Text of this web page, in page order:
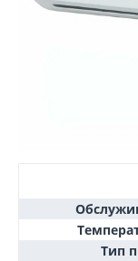
Тип